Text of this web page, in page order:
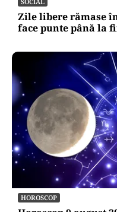
Zile libere rămase
face punte până la
HOROSCOP